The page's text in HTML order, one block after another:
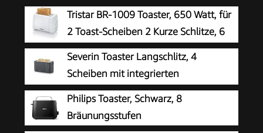
Tristar BR-1009 Toaster, 650 Watt, für
2 Toast-Scheiben 2 Kurze Schlitze, 6
Bräunungsstufen und
Aufwärmfunktion für Brötchen – Weiß
Severin Toaster Langschlitz, 4
Scheiben mit integrierten
Brötchenaufsatz, 2 Langschlitz-
Röstschachte, verschiedene Aufwärmstufen,
1.400 W, Schwarz Matt, AT 2591, Mattschwarz
Philips Toaster, Schwarz, 8
Bräunungsstufen